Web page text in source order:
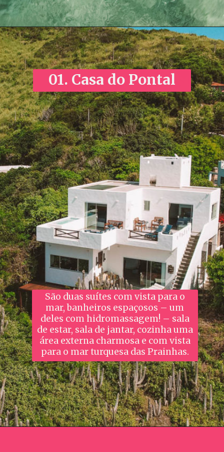
São duas suítes com vista para o
mar, banheiros espaçosos – um
deles com hidromassagem! – sala
de estar, sala de jantar, cozinha uma
área externa charmosa e com vista
para o mar turquesa das Prainhas.
01. Casa do Pontal